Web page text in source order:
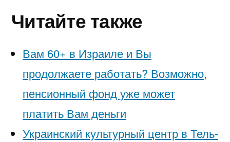
Читайте также
Вам 60+ в Израиле и Вы
продолжаете работать? Возможно,
пенсионный фонд уже может
платить Вам деньги
Украинский культурный центр в Тель-